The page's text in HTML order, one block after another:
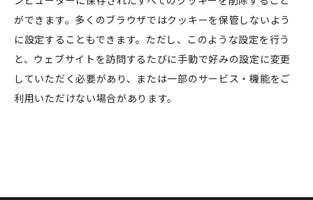
ができます。多くのブラウザではクッキーを保管しないよう
に設定することもできます。ただし、このような設定を行う
と、ウェブサイトを訪問するたびに手動で好みの設定に変更
していただく必要があり、または一部のサービス・機能をご
利用いただけない場合があります。